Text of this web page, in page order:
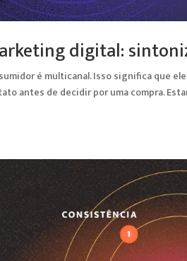
digital:
é multicanal. Isso significa que
antes de decidir por uma compra.